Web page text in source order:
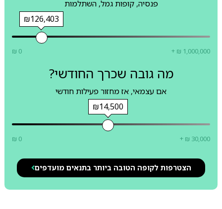
פנסיה, קופות גמל, השתלמות
₪126,403
₪ 0 + ₪ 1,000,000
מה גובה שכרך החודשי?
אם עצמאי, אז מחזור פעילות חודשי
₪14,500
₪ 0 + ₪ 30,000
הצטרפות לקופה הטובה ביותר בתנאים מועדפים